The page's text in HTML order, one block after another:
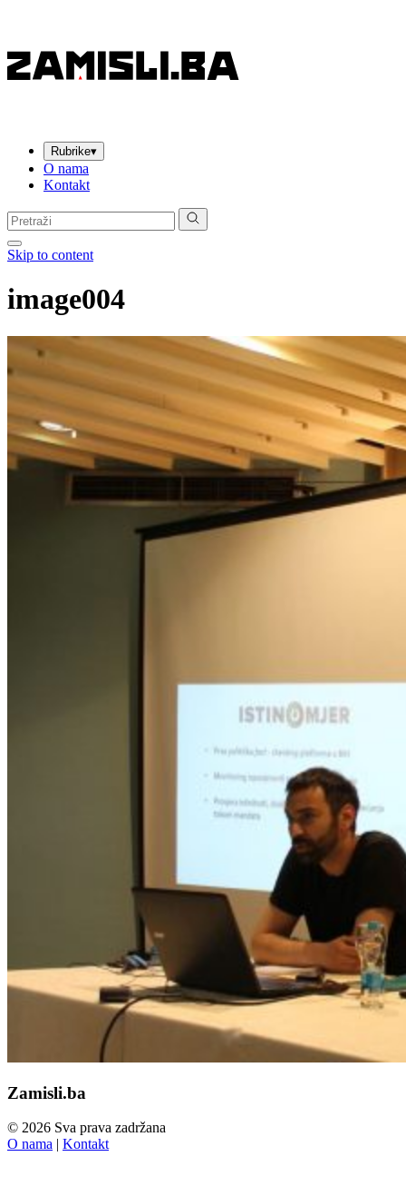
Rubrike▾
O nama
Kontakt
Pretraga:
Skip to content
image004
Zamisli.ba
© 2026 Sva prava zadržana
O nama | Kontakt